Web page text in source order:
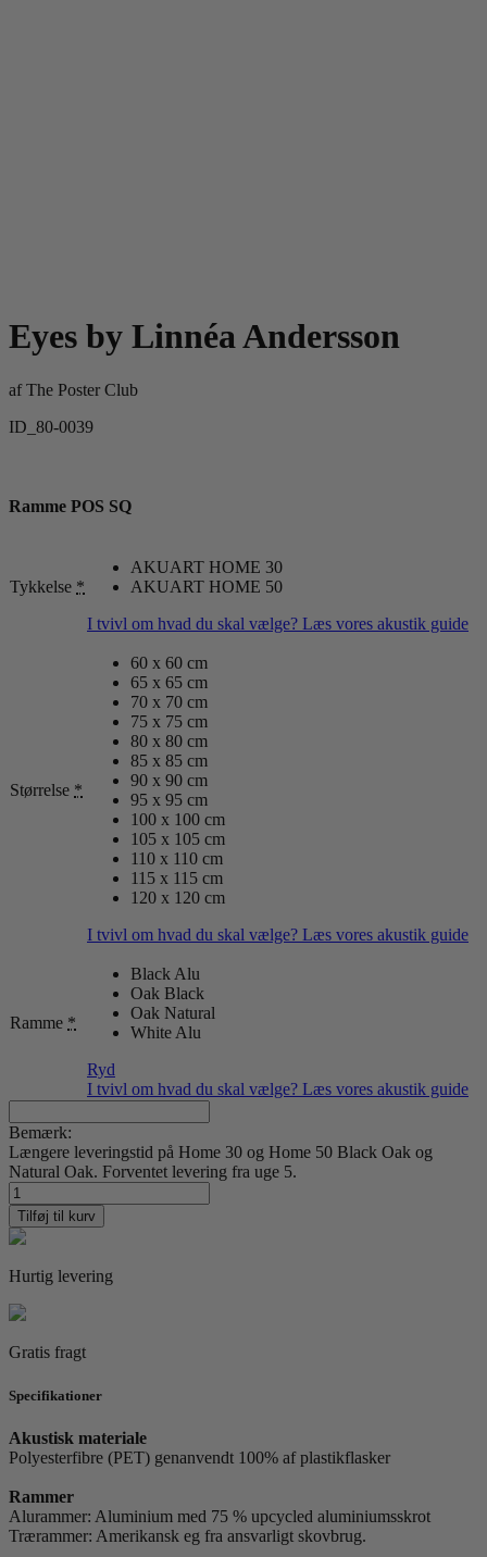
Eyes by Linnéa Andersson
afThe Poster Club
ID_80-0039
Ramme POS SQ
Tykkelse *
AKUART HOME 30
AKUART HOME 50
I tvivl om hvad du skal vælge? Læs vores akustik guide
Størrelse *
60 x 60 cm
65 x 65 cm
70 x 70 cm
75 x 75 cm
80 x 80 cm
85 x 85 cm
90 x 90 cm
95 x 95 cm
100 x 100 cm
105 x 105 cm
110 x 110 cm
115 x 115 cm
120 x 120 cm
I tvivl om hvad du skal vælge? Læs vores akustik guide
Ramme *
Black Alu
Oak Black
Oak Natural
White Alu
Ryd
I tvivl om hvad du skal vælge? Læs vores akustik guide
Bemærk:
Længere leveringstid på Home 30 og Home 50 Black Oak og
Natural Oak. Forventet levering fra uge 5.
Eyes
by
Linnéa
Andersson
antal
Tilføj til kurv
Hurtig levering
Gratis fragt
Specifikationer
Akustisk materiale
Polyesterfibre (PET) genanvendt 100% af plastikflasker
Rammer
Alurammer: Aluminium med 75 % upcycled aluminiumsskrot
Trærammer: Amerikansk eg fra ansvarligt skovbrug.